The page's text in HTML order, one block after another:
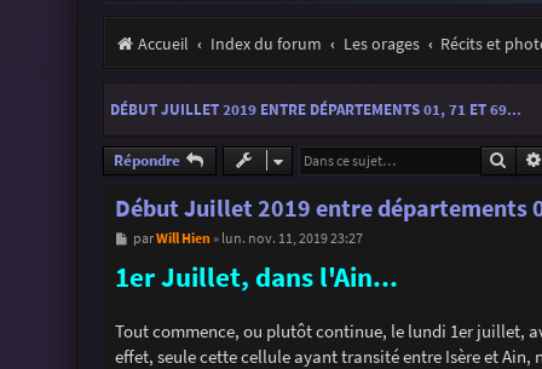
Accueil Index du forum Les orages Récits et
DÉBUT JUILLET 2019 ENTRE DÉPARTEMENTS 01, 71 ET 69...
Répondre
Début Juillet 2019 entre départements
M
s
e
parWill Hien» lun. nov. 11, 2019 23:27
1er Juillet, dans l'Ain...
Tout commence, ou plutôt continue, le lundi 1er juillet,
effet, seule cette cellule ayant transité entre Isère et